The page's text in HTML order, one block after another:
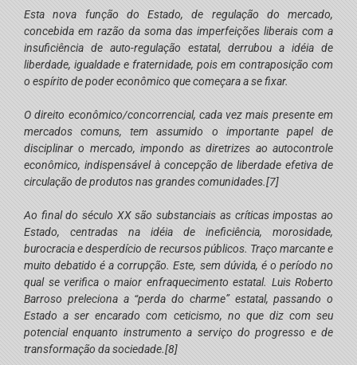
Esta nova função do Estado, de regulação do mercado,
concebida em razão da soma das imperfeições liberais com a
insuficiência de auto-regulação estatal, derrubou a idéia de
liberdade, igualdade e fraternidade, pois em contraposição com
o espírito de poder econômico que começara a se fixar.
O direito econômico/concorrencial, cada vez mais presente em
mercados comuns, tem assumido o importante papel de
disciplinar o mercado, impondo as diretrizes ao autocontrole
econômico, indispensável à concepção de liberdade efetiva de
circulação de produtos nas grandes comunidades.[7]
Ao final do século XX são substanciais as críticas impostas ao
Estado, centradas na idéia de ineficiência, morosidade,
burocracia e desperdício de recursos públicos. Traço marcante e
muito debatido é a corrupção. Este, sem dúvida, é o período no
qual se verifica o maior enfraquecimento estatal. Luis Roberto
Barroso preleciona a “perda do charme” estatal, passando o
Estado a ser encarado com ceticismo, no que diz com seu
potencial enquanto instrumento a serviço do progresso e de
transformação da sociedade.[8]